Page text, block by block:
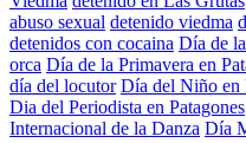
abuso sexual detenido viedma
detenidos con cocaina Día de
orca Día de la Primavera en
día del locutor Día del Niño en
Dia del Periodista en Patagones
Internacional de la Danza Día